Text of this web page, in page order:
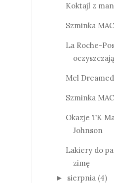
Koktajl z
Szminka
La Roche-
Mel
Szminka
Okazje TK
Johnson
Lakiery do
zimę
► sierpnia (4)